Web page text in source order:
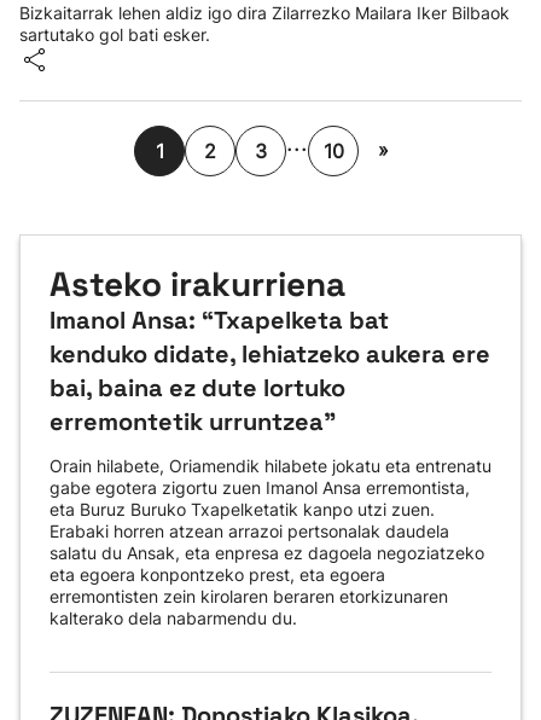
Bizkaitarrak lehen aldiz igo dira Zilarrezko Mailara Iker Bilbaok
sartutako gol bati esker.
1 2 3 ... 10 »
Asteko irakurriena
Imanol Ansa: “Txapelketa bat
kenduko didate, lehiatzeko aukera ere
bai, baina ez dute lortuko
erremontetik urruntzea"
Orain hilabete, Oriamendik hilabete jokatu eta entrenatu
gabe egotera zigortu zuen Imanol Ansa erremontista,
eta Buruz Buruko Txapelketatik kanpo utzi zuen.
Erabaki horren atzean arrazoi pertsonalak daudela
salatu du Ansak, eta enpresa ez dagoela negoziatzeko
eta egoera konpontzeko prest, eta egoera
erremontisten zein kirolaren beraren etorkizunaren
kalterako dela nabarmendu du.